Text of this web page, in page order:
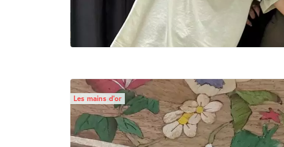
Les mains d’or